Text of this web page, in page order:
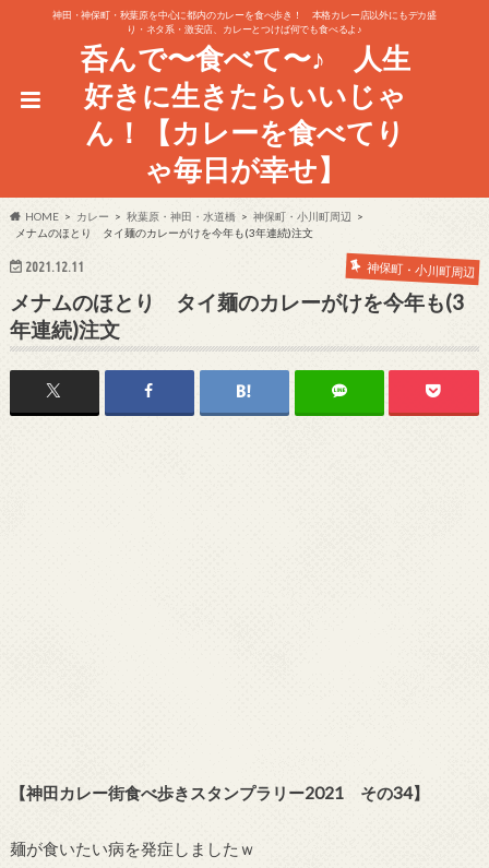
神田・神保町・秋葉原を中心に都内のカレーを食べ歩き！ 本格カレー店以外にもデカ盛
り・ネタ系・激安店、カレーとつけば何でも食べるよ♪
呑んで〜食べて〜♪ 人生
好きに生きたらいいじゃ
ん！【カレーを食べてり
ゃ毎日が幸せ】
HOME カレー 秋葉原・神田・水道橋
神保町・小川町周辺
メナムのほとり タイ麺のカレーがけを今年も(3年連続)注文
2021.12.11 神保町・小川町周辺
メナムのほとり タイ麺のカレーがけを今年も(3
年連続)注文
【神田カレー街食べ歩きスタンプラリー2021 その34】
麺が食いたい病を発症しましたｗ